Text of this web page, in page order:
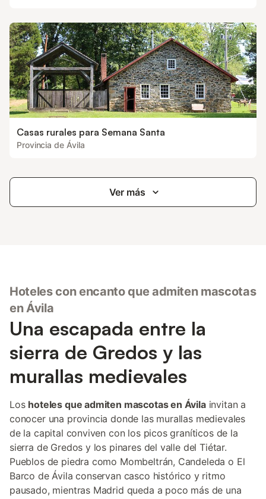
Casas rurales para Semana Santa
Provincia de Ávila
Ver más
Hoteles con encanto que admiten mascotas
en Ávila
Una escapada entre la
sierra de Gredos y las
murallas medievales
Los hoteles que admiten mascotas en Ávilainvitan a
conocer una provincia donde las murallas medievales
de la capital conviven con los picos graníticos de la
sierra de Gredos y los pinares del valle del Tiétar.
Pueblos de piedra como Mombeltrán, Candeleda o El
Barco de Ávila conservan casco histórico y ritmo
pausado, mientras Madrid queda a poco más de una